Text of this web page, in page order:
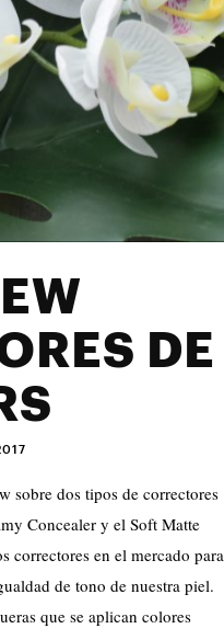
DE
sobre dos tipos de correctores
Concealer y el Soft Matte
correctores en el mercado para
de tono de nuestra piel.
que se aplican colores